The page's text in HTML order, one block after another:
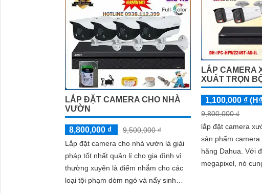
LẮP ĐẶT CAMERA CHO NHÀ
VƯỜN
8,800,000 ₫
9,500,000 ₫
Lắp đặt camera cho nhà vườn là giải
pháp tốt nhất quản lí cho gia đình vì
thường xuyên là điểm nhắm cho các
loại tội phạm dòm ngó và nẩy sinh
LẮP CAMERA
XUẤT TRỌN
1,100,000 ₫
9,800,000 ₫
lắp đặt camera
sản phẩm
hãng Dahua. Với độ phân giải 4
megapixel, nó